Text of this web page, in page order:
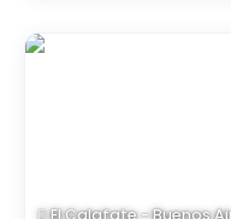
El Calafate - Buenos